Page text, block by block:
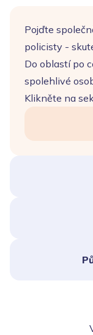
Pojďte
policisty -
Do oblastí po
spolehlivé
Klikněte na